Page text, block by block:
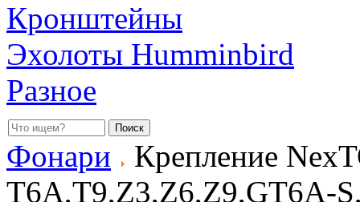
Кронштейны
Эхолоты Humminbird
Разное
Фонари
Крепление
T6A,T9,Z3,Z6,Z9,GT6A-